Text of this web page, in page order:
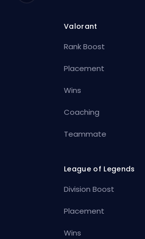
Valorant
Rank Boost
Placement
Wins
Coaching
Teammate
League of Legends
Division Boost
Placement
Wins